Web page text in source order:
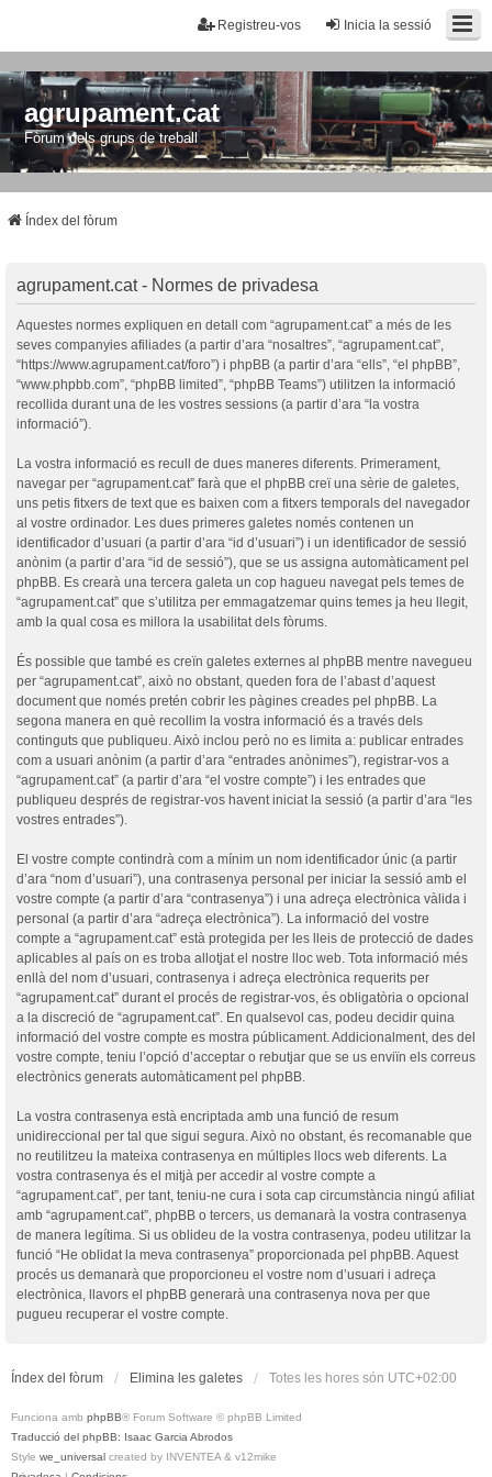
Inicia la sessió
Registreu-vos
agrupament.cat
Fòrum dels grups de treball
Índex del fòrum
agrupament.cat - Normes de privadesa
Aquestes normes expliquen en detall com “agrupament.cat” a més de les
seves companyies afiliades (a partir d’ara “nosaltres”, “agrupament.cat”,
“https://www.agrupament.cat/foro”) i phpBB (a partir d’ara “ells”, “el phpBB”,
“www.phpbb.com”, “phpBB limited”, “phpBB Teams”) utilitzen la informació
recollida durant una de les vostres sessions (a partir d’ara “la vostra
informació”).
La vostra informació es recull de dues maneres diferents. Primerament,
navegar per “agrupament.cat” farà que el phpBB creï una sèrie de galetes,
uns petis fitxers de text que es baixen com a fitxers temporals del navegador
al vostre ordinador. Les dues primeres galetes només contenen un
identificador d’usuari (a partir d’ara “id d’usuari”) i un identificador de sessió
anònim (a partir d’ara “id de sessió”), que se us assigna automàticament pel
phpBB. Es crearà una tercera galeta un cop hagueu navegat pels temes de
“agrupament.cat” que s’utilitza per emmagatzemar quins temes ja heu llegit,
amb la qual cosa es millora la usabilitat dels fòrums.
És possible que també es creïn galetes externes al phpBB mentre navegueu
per “agrupament.cat”, això no obstant, queden fora de l’abast d’aquest
document que només pretén cobrir les pàgines creades pel phpBB. La
segona manera en què recollim la vostra informació és a través dels
continguts que publiqueu. Això inclou però no es limita a: publicar entrades
com a usuari anònim (a partir d’ara “entrades anònimes”), registrar-vos a
“agrupament.cat” (a partir d’ara “el vostre compte”) i les entrades que
publiqueu després de registrar-vos havent iniciat la sessió (a partir d’ara “les
vostres entrades”).
El vostre compte contindrà com a mínim un nom identificador únic (a partir
d’ara “nom d’usuari”), una contrasenya personal per iniciar la sessió amb el
vostre compte (a partir d’ara “contrasenya”) i una adreça electrònica vàlida i
personal (a partir d’ara “adreça electrònica”). La informació del vostre
compte a “agrupament.cat” està protegida per les lleis de protecció de dades
aplicables al país on es troba allotjat el nostre lloc web. Tota informació més
enllà del nom d’usuari, contrasenya i adreça electrònica requerits per
“agrupament.cat” durant el procés de registrar-vos, és obligatòria o opcional
a la discreció de “agrupament.cat”. En qualsevol cas, podeu decidir quina
informació del vostre compte es mostra públicament. Addicionalment, des del
vostre compte, teniu l’opció d’acceptar o rebutjar que se us enviïn els correus
electrònics generats automàticament pel phpBB.
La vostra contrasenya està encriptada amb una funció de resum
unidireccional per tal que sigui segura. Això no obstant, és recomanable que
no reutilitzeu la mateixa contrasenya en múltiples llocs web diferents. La
vostra contrasenya és el mitjà per accedir al vostre compte a
“agrupament.cat”, per tant, teniu-ne cura i sota cap circumstància ningú afiliat
amb “agrupament.cat”, phpBB o tercers, us demanarà la vostra contrasenya
de manera legítima. Si us oblideu de la vostra contrasenya, podeu utilitzar la
funció “He oblidat la meva contrasenya” proporcionada pel phpBB. Aquest
procés us demanarà que proporcioneu el vostre nom d’usuari i adreça
electrònica, llavors el phpBB generarà una contrasenya nova per que
pugueu recuperar el vostre compte.
Índex del fòrum Elimina les galetes Totes les hores són UTC+02:00
Funciona amb phpBB® Forum Software © phpBB Limited
Traducció del phpBB: Isaac Garcia Abrodos
Style we_universal created by INVENTEA & v12mike